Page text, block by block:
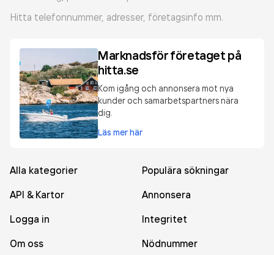
Hitta telefonnummer, adresser, företagsinfo mm.
Marknadsför företaget på
hitta.se
Kom igång och annonsera mot nya
kunder och samarbetspartners nära
dig.
Läs mer här
Alla kategorier
Populära sökningar
API & Kartor
Annonsera
Logga in
Integritet
Om oss
Nödnummer